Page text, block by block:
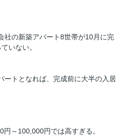
社の新築アパート8世帯が10月に完
いない。
ートとなれば、完成前に大半の入居
～100,000円では高すぎる。